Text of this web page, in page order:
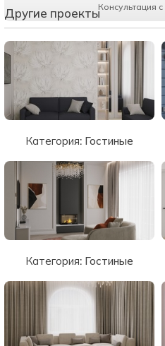
Консультация
Другие проекты
Категория: Гостиные
Категория: Гостиные